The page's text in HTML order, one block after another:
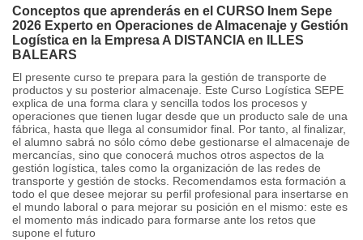
Conceptos que aprenderás en el CURSO Inem Sepe
2026 Experto en Operaciones de Almacenaje y Gestión
Logística en la Empresa A DISTANCIA en ILLES
BALEARS
El presente curso te prepara para la gestión de transporte de
productos y su posterior almacenaje. Este Curso Logística SEPE
explica de una forma clara y sencilla todos los procesos y
operaciones que tienen lugar desde que un producto sale de una
fábrica, hasta que llega al consumidor final. Por tanto, al finalizar,
el alumno sabrá no sólo cómo debe gestionarse el almacenaje de
mercancías, sino que conocerá muchos otros aspectos de la
gestión logística, tales como la organización de las redes de
transporte y gestión de stocks. Recomendamos esta formación a
todo el que desee mejorar su perfil profesional para insertarse en
el mundo laboral o para mejorar su posición en el mismo: este es
el momento más indicado para formarse ante los retos que
supone el futuro